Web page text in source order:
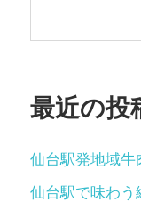
最近の投
仙台駅発地域
仙台駅で味わ